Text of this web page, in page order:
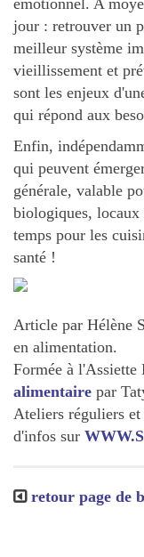
émotionnel. A
jour : retrouver un
meilleur système
vieillissement et
sont les enjeux
qui répond aux
Enfin,
qui peuvent
générale, valable
biologiques, locaux
temps pour les
santé !
Article par Hélène
en alimentation.
Formée à l'Assiette
alimentaire par
Ateliers réguliers et
d'infos sur
retour page de